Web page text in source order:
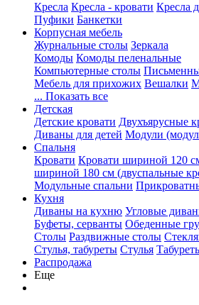
Кресла Кресла - кровати Кресла
Пуфики Банкетки
Корпусная мебель
Журнальные столы Зеркала
Комоды Комоды пеленальные
Компьютерные столы
Мебель для прихожих Вешалки
... Показать все
Детская
Детские кровати Двухъярусные
Диваны для детей Модули
Спальня
Кровати Кровати шириной 120
шириной 180 см (двуспальные
Модульные спальни
Кухня
Диваны на кухню Угловые
Буфеты, серванты Обеденные
Столы Раздвижные столы
Стулья, табуреты Стулья
Распродажа
Еще